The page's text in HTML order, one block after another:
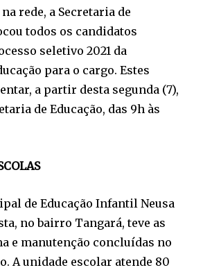
rede, a Secretaria de
todos os candidatos
seletivo 2021 da
para o cargo. Estes
a partir desta segunda (7),
de Educação, das 9h às
de Educação Infantil Neusa
no bairro Tangará, teve as
e manutenção concluídas no
A unidade escolar atende 80